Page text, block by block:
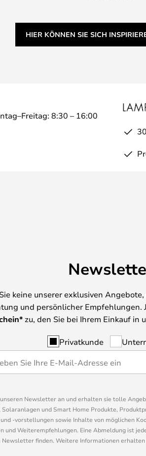
HIER KÖNNEN SIE SICH
8:30 – 16:00
keine unserer exklusiven
und persönlicher
zu, den Sie bei Ihrem Einkauf in
Privatkunde
Newsletter an und erhalten sie tolle
und Smart Home Produkte,
-vorstellungen sowie Inhalte von möglichen
und Weiterempfehlungen. Eine Abmeldung ist
Newsletter finden. Weitere Informationen erhalten